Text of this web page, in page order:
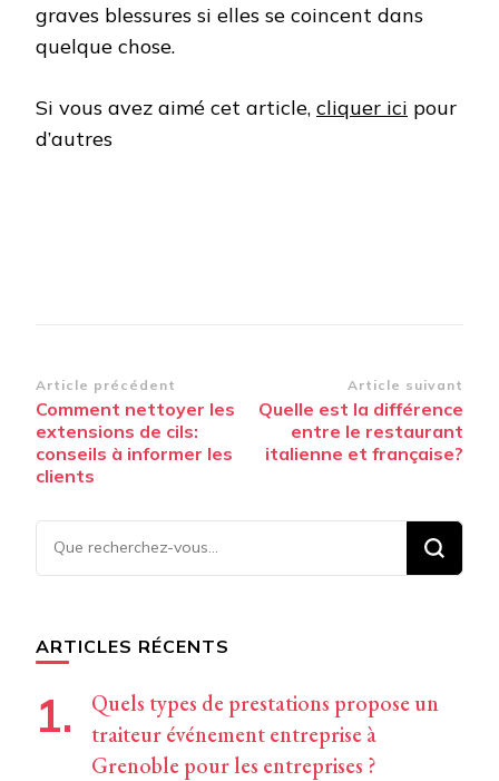
graves blessures si elles se coincent dans
quelque chose.
Si vous avez aimé cet article, cliquer ici pour
d’autres
Navigation
d’article
Article précédent
Comment nettoyer les
extensions de cils:
conseils à informer les
clients
Article suivant
Quelle est la différence
entre le restaurant
italienne et française?
Vous
recherchiez
ARTICLES RÉCENTS
Quels types de prestations propose un
traiteur événement entreprise à
Grenoble pour les entreprises ?